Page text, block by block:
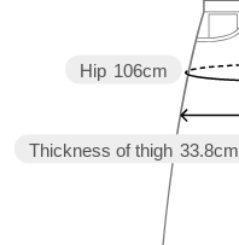
Thickness of thigh 33.8cm
Hip 106cm